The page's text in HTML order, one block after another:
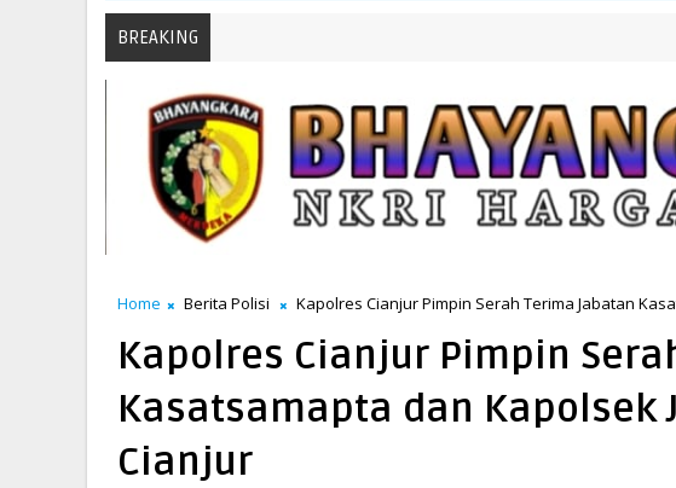
BREAKING
Home Berita Polisi Kapolres Cianjur Pimpin Serah Terima Jabatan
Kapolres Cianjur Pimpin
Kasatsamapta dan Kapolsek
Cianjur